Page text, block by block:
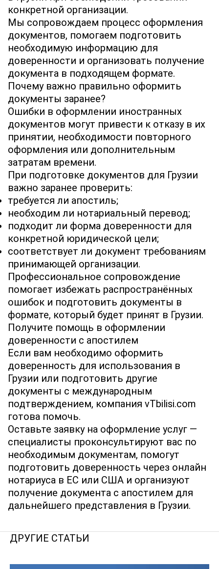
конкретной организации.
Мы сопровождаем процесс оформления
документов, помогаем подготовить
необходимую информацию для
доверенности и организовать получение
документа в подходящем формате.
Почему важно правильно оформить
документы заранее?
Ошибки в оформлении иностранных
документов могут привести к отказу в их
принятии, необходимости повторного
оформления или дополнительным
затратам времени.
При подготовке документов для Грузии
важно заранее проверить:
требуется ли апостиль;
необходим ли нотариальный перевод;
подходит ли форма доверенности для
конкретной юридической цели;
соответствует ли документ требованиям
принимающей организации.
Профессиональное сопровождение
помогает избежать распространённых
ошибок и подготовить документы в
формате, который будет принят в Грузии.
Получите помощь в оформлении
доверенности с апостилем
Если вам необходимо оформить
доверенность для использования в
Грузии или подготовить другие
документы с международным
подтверждением, компания vTbilisi.com
готова помочь.
Оставьте заявку на оформление услуг —
специалисты проконсультируют вас по
необходимым документам, помогут
подготовить доверенность через онлайн
нотариуса в ЕС или США и организуют
получение документа с апостилем для
дальнейшего представления в Грузии.
ДРУГИЕ СТАТЬИ